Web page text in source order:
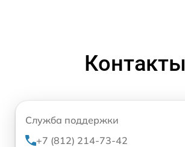
Контакты
Служба поддержки
+7 (812) 214-73-42